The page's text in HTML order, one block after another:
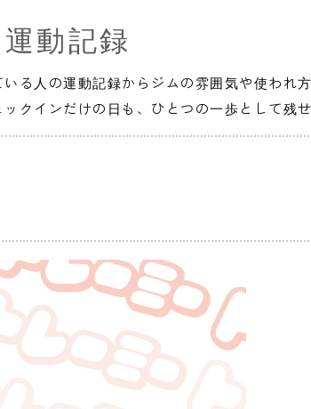
動記録
いる人の運動記録からジムの雰囲気や使われ
クインだけの日も、ひとつの一歩として残せ